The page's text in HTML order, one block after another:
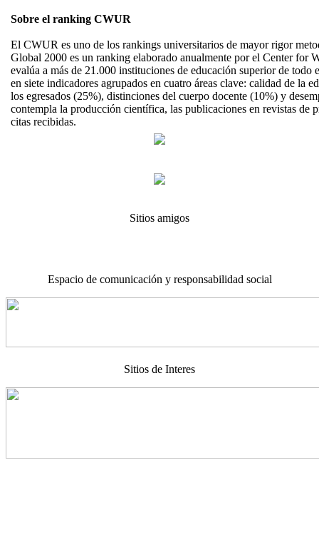
Sobre el ranking CWUR
El CWUR es uno de los rankings universitarios de mayor rigor
Global 2000 es un ranking elaborado anualmente por el Center for
evalúa a más de 21.000 instituciones de educación superior de todo
en siete indicadores agrupados en cuatro áreas clave: calidad de la
los egresados (25%), distinciones del cuerpo docente (10%) y
contempla la producción científica, las publicaciones en revistas de
citas recibidas.
Sitios amigos
Espacio de comunicación y responsabilidad social
Sitios de Interes